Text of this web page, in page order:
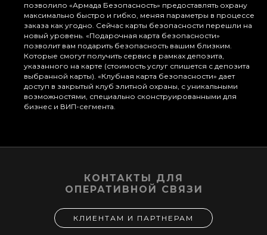
позволило «Армада Безопасность» предоставлять охрану
максимально быстро и гибко, меняя параметры в процессе
заказа как угодно. Сейчас карты безопасности перешли на
новый уровень. «Подарочная карта безопасности»
позволит вам подарить безопасность вашим близким.
Которые смогут получить сервис в рамках депозита,
указанного на карте (стоимость услуг спишется с депозита
выбранной карты). «Клубная карта безопасности» дает
доступ в закрытый клуб элитной охраны, с уникальными
возможностями, специально сконструированными для
бизнес и ВИП-сегмента.
КОНТАКТЫ ДЛЯ
ОПЕРАТИВНОЙ СВЯЗИ
КЛИЕНТАМ И ПАРТНЕРАМ